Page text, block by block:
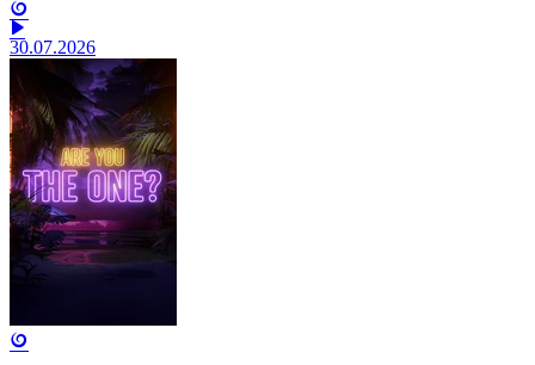
30.07.2026